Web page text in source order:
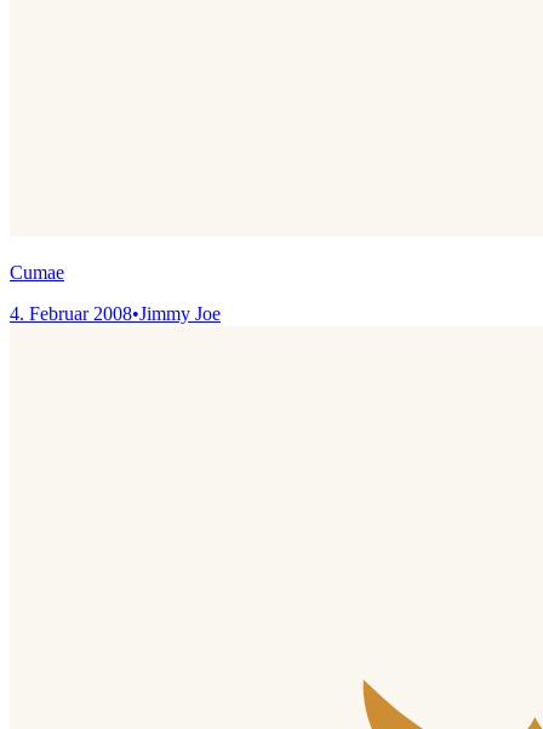
Cumae
4. Februar 2008•Jimmy Joe